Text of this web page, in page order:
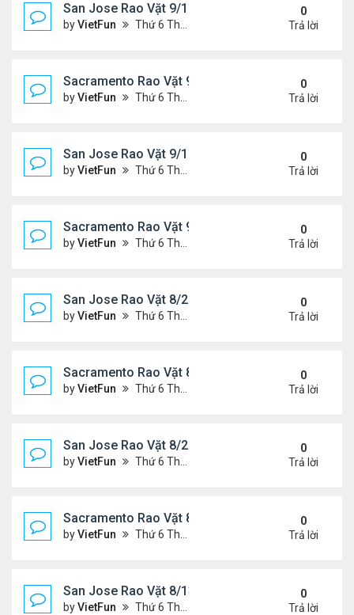
San Jose Rao Vặt 9/17/21- 9/24/21
byVietFun Thứ 6 Tháng 9 17, 2021 3:03 pm
0
Trả lời
Sacramento Rao Vặt 9/17/21- 9/24/21
byVietFun Thứ 6 Tháng 9 17, 2021 2:33 pm
0
Trả lời
San Jose Rao Vặt 9/10/21- 9/17/21
byVietFun Thứ 6 Tháng 9 10, 2021 1:44 pm
0
Trả lời
Sacramento Rao Vặt 9/10/21- 9/17/21
byVietFun Thứ 6 Tháng 9 10, 2021 1:39 pm
0
Trả lời
San Jose Rao Vặt 8/27/21- 9/3/21
byVietFun Thứ 6 Tháng 8 27, 2021 9:56 am
0
Trả lời
Sacramento Rao Vặt 8/27/21- 9/3/21
byVietFun Thứ 6 Tháng 8 27, 2021 9:50 am
0
Trả lời
San Jose Rao Vặt 8/20/21- 8/27/21
byVietFun Thứ 6 Tháng 8 20, 2021 2:15 pm
0
Trả lời
Sacramento Rao Vặt 8/20/21- 8/27/21
byVietFun Thứ 6 Tháng 8 20, 2021 2:08 pm
0
Trả lời
San Jose Rao Vặt 8/13/21- 8/20/21
byVietFun Thứ 6 Tháng 8 13, 2021 11:35 am
0
Trả lời